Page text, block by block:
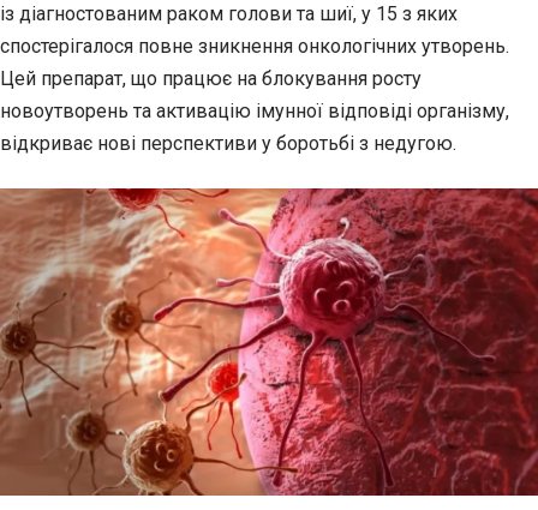
із діагностованим раком голови та шиї, у 15 з яких
спостерігалося повне зникнення онкологічних утворень.
Цей препарат, що працює на блокування росту
новоутворень та активацію імунної відповіді організму,
відкриває нові перспективи у боротьбі з недугою.